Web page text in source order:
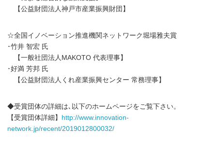
【公益財団法人神戸市産業振興財団】
☆全国イノベーション推進機関ネットワーク堀場雅夫賞
･竹井 智宏 氏
【一般社団法人MAKOTO 代表理事】
･好満 芳邦 氏
【公益財団法人くれ産業振興センター 常務理事】
◆受賞団体の詳細は､以下のホームページをご覧下さい。
【受賞団体詳細】
http://www.innovation-
network.jp/recent/2019012800032/